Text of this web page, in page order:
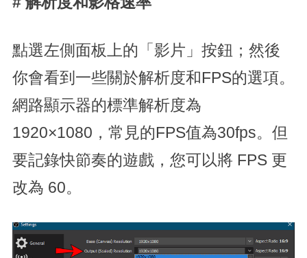
點選左側面板上的「影片」按鈕；然後
你會看到一些關於解析度和FPS的選項。
網路顯示器的標準解析度為
1920×1080，常見的FPS值為30fps。但
要記錄快節奏的遊戲，您可以將 FPS 更
改為 60。